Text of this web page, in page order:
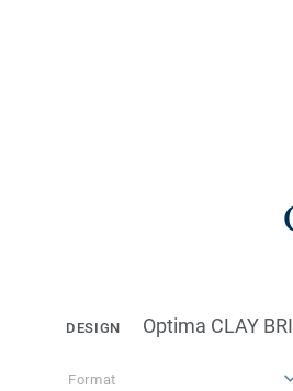
DESIGN Optima CLAY
Format